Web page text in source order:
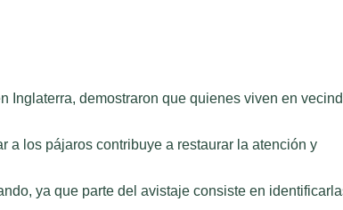
Inglaterra, demostraron que quienes viven en
a los pájaros contribuye a restaurar la atención y
ya que parte del avistaje consiste en